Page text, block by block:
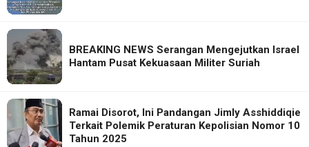
BREAKING NEWS Serangan Mengejutkan Israel
Hantam Pusat Kekuasaan Militer Suriah
Ramai Disorot, Ini Pandangan Jimly Asshiddiqie
Terkait Polemik Peraturan Kepolisian Nomor 10
Tahun 2025